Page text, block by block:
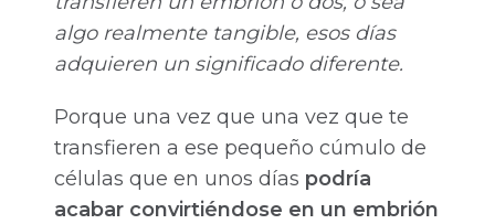
algo realmente tangible, esos días
adquieren un significado diferente.
Porque una vez que una vez que te
transfieren a ese pequeño cúmulo de
células que en unos días podría
acabar convirtiéndose en un embrión